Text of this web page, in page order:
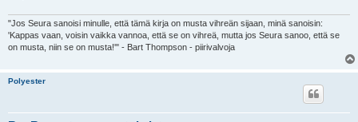
"Jos Seura sanoisi minulle, että tämä kirja on musta vihreän sijaan, minä sanoisin:
'Kappas vaan, voisin vaikka vannoa, että se on vihreä, mutta jos Seura sanoo, että se
on musta, niin se on musta!'" - Bart Thompson - piirivalvoja
Polyester